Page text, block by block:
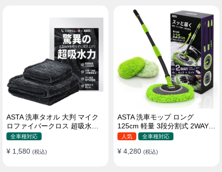
ASTA 洗車タオル 大判 マイク
ロファイバークロス 超吸水ツ
イストパイル 洗車クロス 傷防
全車種対応
¥ 1,580 (税込)
ASTA 洗車モップ ロング
125cm 軽量 3段分割式 2WAY
洗車ブラシ スポンジ 高吸水 マ
110°可動ヘッド 15°カーブ設計
人気 全車種対応
¥ 4,280 (税込)